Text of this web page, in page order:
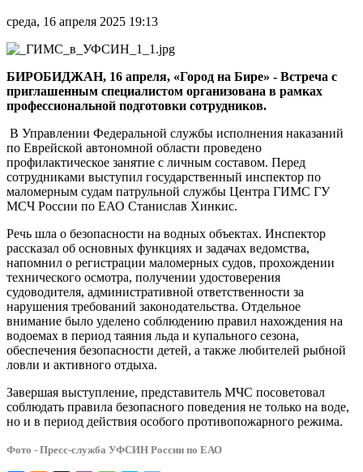
по
посвятили
на
водных
объектах
среда, 16 апреля 2025 19:13
БИРОБИДЖАН, 16 апреля, «Город на Бире» - Встреча с
приглашенным специалистом организована в рамках
профессиональной подготовки сотрудников.
В Управлении Федеральной службы исполнения наказаний
по Еврейской автономной области проведено
профилактическое занятие с личным составом. Перед
сотрудниками выступил государственный инспектор по
маломерным судам патрульной службы Центра ГИМС ГУ
МСЧ России по ЕАО Станислав Хинкис.
Речь шла о безопасности на водных объектах. Инспектор
рассказал об основных функциях и задачах ведомства,
напомнил о регистрации маломерных судов, прохождении
технического осмотра, получении удостоверения
судоводителя, административной ответственности за
нарушения требований законодательства. Отдельное
внимание было уделено соблюдению правил нахождения на
водоемах в период таяния льда и купального сезона,
обеспечения безопасности детей, а также любителей рыбной
ловли и активного отдыха.
Завершая выступление, представитель МЧС посоветовал
соблюдать правила безопасного поведения не только на воде,
но и в период действия особого противопожарного режима.
Фото - Пресс-служба УФСИН России по ЕАО